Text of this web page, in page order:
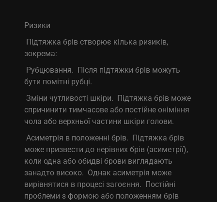
Ризики
Підтяжка брів створює кілька ризиків,
зокрема:
Рубцювання. Після підтяжки брів можуть
бути помітні рубці.
Зміни чутливості шкіри. Підтяжка брів може
спричинити тимчасове або постійне оніміння
чола або верхньої частини шкіри голови.
Асиметрія в положенні брів. Підтяжка брів
може призвести до нерівних брів (асиметрії),
коли одна або обидві брови виглядають
занадто високо. Однак асиметрія може
вирівнятися в процесі загоєння. Постійні
проблеми з формою або положенням брів